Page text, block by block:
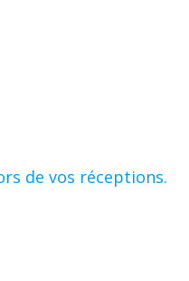
de vos réceptions.